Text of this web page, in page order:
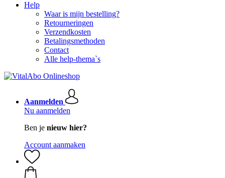
Help
Waar is mijn bestelling?
Retourneringen
Verzendkosten
Betalingsmethoden
Contact
Alle help-thema`s
Aanmelden
Nu aanmelden
Ben je nieuw hier?
Account aanmaken